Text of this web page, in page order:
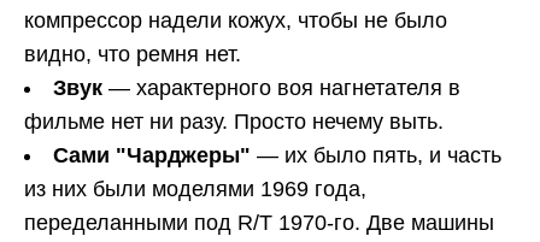
компрессор надели кожух, чтобы не было
видно, что ремня нет.
Звук — характерного воя нагнетателя в
фильме нет ни разу. Просто нечему выть.
Сами "Чарджеры" — их было пять, и часть
из них были моделями 1969 года,
переделанными под R/T 1970-го. Две машины